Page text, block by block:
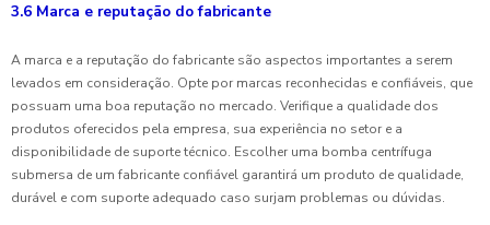
3.6 Marca e reputação do fabricante
A marca e a reputação do fabricante são aspectos importantes a serem
levados em consideração. Opte por marcas reconhecidas e confiáveis, que
possuam uma boa reputação no mercado. Verifique a qualidade dos
produtos oferecidos pela empresa, sua experiência no setor e a
disponibilidade de suporte técnico. Escolher uma bomba centrífuga
submersa de um fabricante confiável garantirá um produto de qualidade,
durável e com suporte adequado caso surjam problemas ou dúvidas.